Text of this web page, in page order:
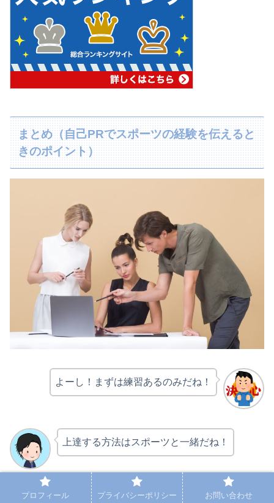
まとめ（自己PRでスポーツの経験を伝えると
きのポイント）
よーし！まずは練習あるのみだね！
上達する方法はスポーツと一緒だね！
プロフィール プライバシーポリシー お問い合わせ